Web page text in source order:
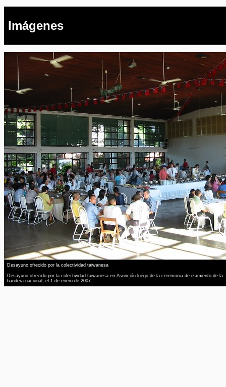
Imágenes
Desayuno ofrecido por la colectividad taiwanesa
Desayuno ofrecido por la colectividad taiwanesa en Asunción luego de la ceremonia de izamiento de la
bandera nacional, el 1 de enero de 2007.